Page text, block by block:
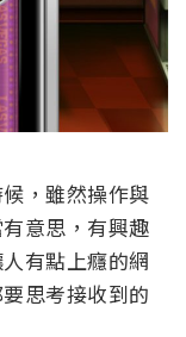
，雖然操作與
意思，有興趣
有點上癮的網
思考接收到的